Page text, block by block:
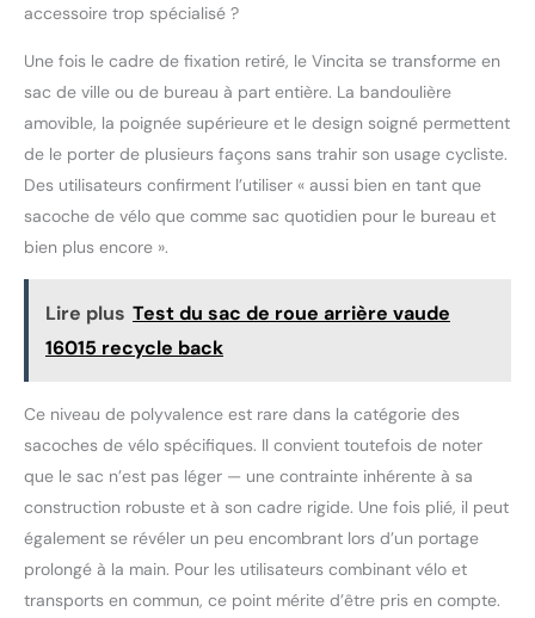
accessoire trop spécialisé ?
Une fois le cadre de fixation retiré, le Vincita se transforme en
sac de ville ou de bureau à part entière. La bandoulière
amovible, la poignée supérieure et le design soigné permettent
de le porter de plusieurs façons sans trahir son usage cycliste.
Des utilisateurs confirment l’utiliser « aussi bien en tant que
sacoche de vélo que comme sac quotidien pour le bureau et
bien plus encore ».
Lire plus Test du sac de roue arrière vaude
16015 recycle back
Ce niveau de polyvalence est rare dans la catégorie des
sacoches de vélo spécifiques. Il convient toutefois de noter
que le sac n’est pas léger — une contrainte inhérente à sa
construction robuste et à son cadre rigide. Une fois plié, il peut
également se révéler un peu encombrant lors d’un portage
prolongé à la main. Pour les utilisateurs combinant vélo et
transports en commun, ce point mérite d’être pris en compte.